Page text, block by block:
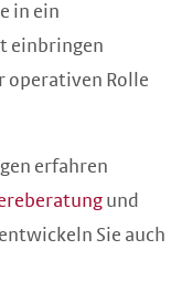
in ein
einbringen
operativen Rolle
erfahren
und
entwickeln Sie auch